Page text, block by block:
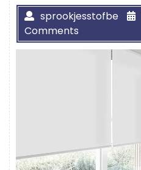
sprookjesstofbe
Comments